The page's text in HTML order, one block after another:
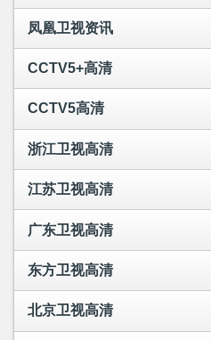
凤凰卫视资讯
CCTV5+高清
CCTV5高清
浙江卫视高清
江苏卫视高清
广东卫视高清
东方卫视高清
北京卫视高清